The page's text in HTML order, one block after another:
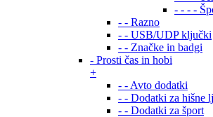
- - - -
- - Razno
- - USB/UDP ključki
- - Značke in badgi
- Prosti čas in hobi
+
- - Avto dodatki
- - Dodatki za hišne
- - Dodatki za šport